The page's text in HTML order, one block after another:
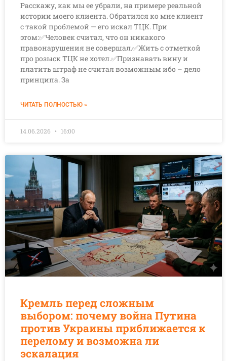
Расскажу, как мы ее убрали, на примере реальной
истории моего клиента. Обратился ко мне клиент
с такой проблемой — его искал ТЦК. При
этом:✅Человек считал, что он никакого
правонарушения не совершал.✅Жить с отметкой
про розыск ТЦК не хотел.✅Признавать вину и
платить штраф не считал возможным ибо – дело
принципа. За
ЧИТАТЬ ПОЛНОСТЬЮ »
14.06.2026 16:00
Кремль перед сложным
выбором: почему война Путина
против Украины приближается к
перелому и возможна ли
эскалация